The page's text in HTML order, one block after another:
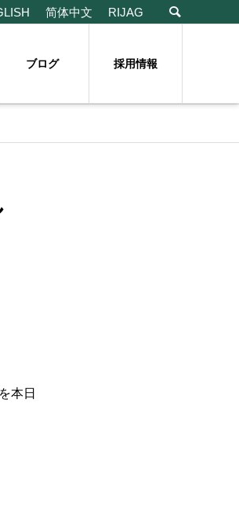
简体中文 RIJAG
ブログ 採用情報
本日